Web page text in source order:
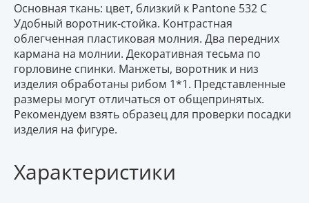
Основная ткань: цвет, близкий к Pantone 532 C
Удобный воротник-стойка. Контрастная
облегченная пластиковая молния. Два передних
кармана на молнии. Декоративная тесьма по
горловине спинки. Манжеты, воротник и низ
изделия обработаны рибом 1*1. Представленные
размеры могут отличаться от общепринятых.
Рекомендуем взять образец для проверки посадки
изделия на фигуре.
Характеристики